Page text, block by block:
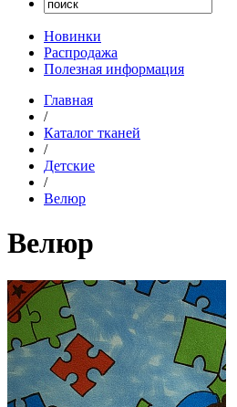
Новинки
Распродажа
Полезная информация
Главная
/
Каталог тканей
/
Детские
/
Велюр
Велюр